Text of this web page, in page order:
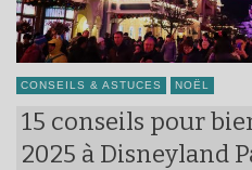
CONSEILS & ASTUCES NOËL
15 conseils pour
2025 à Disneyland